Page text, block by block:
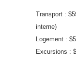
Transport :
interne)
Logement :
Excursions :